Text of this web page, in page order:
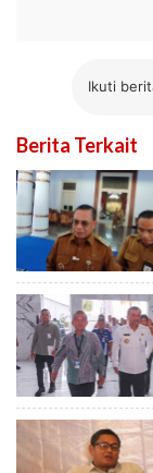
Ikuti
Berita Terkait